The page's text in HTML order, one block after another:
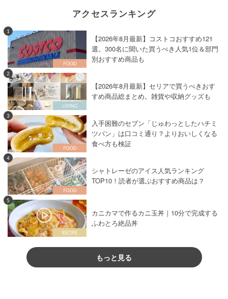
アクセスランキング
1
【2026年8月最新】コストコおすすめ121
選。300名に聞いた買うべき人気1位＆部門
別おすすめ商品も
2
【2026年8月最新】セリアで買うべきおす
すめ商品総まとめ。雑貨や収納グッズも
3
入手困難のセブン「じゅわっとしたハチミ
ツパン」は口コミ通り？よりおいしくなる
食べ方も検証
4
シャトレーゼのアイス人気ランキング
TOP10！読者が選ぶおすすめ商品は？
5
カニカマで作るカニ玉丼｜10分で完成する
ふわとろ絶品丼
もっと見る